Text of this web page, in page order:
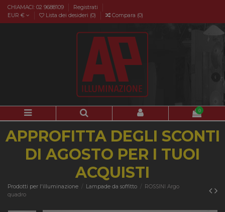
CHIAMACI: 02 9688109
Registrati
EUR €
Lista dei desideri (0) Compara (0)
0
APPROFITTA DEGLI SCONTI
DI AGOSTO PER I TUOI
ACQUISTI
Prodotti per l'illuminazione Lampade da soffitto
ROSSINI Argo
quadro